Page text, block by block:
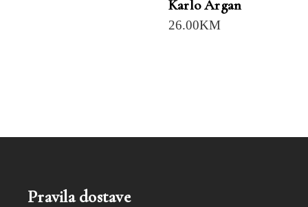
Karlo Argan
26.00KM
Pravila dostave